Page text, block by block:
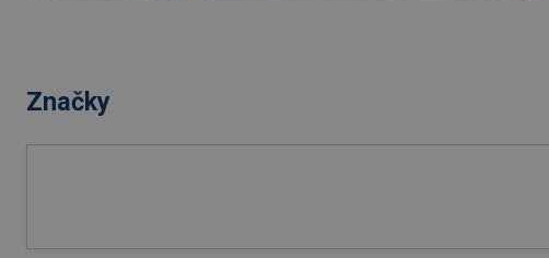
Značky